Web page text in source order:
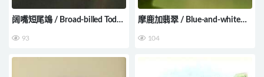
阔嘴短尾鴗 / Broad-billed Tody
93
摩鹿加翡翠 / Blue-and-white
104